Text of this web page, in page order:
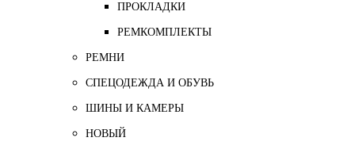
ПРОКЛАДКИ
РЕМКОМПЛЕКТЫ
РЕМНИ
СПЕЦОДЕЖДА И ОБУВЬ
ШИНЫ И КАМЕРЫ
НОВЫЙ